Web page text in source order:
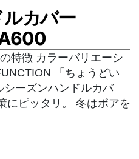
カバー
A600
特徴 カラーバリエーシ
「ちょうどい
ーズンハンドルカバ
にピッタリ。 冬はボアを